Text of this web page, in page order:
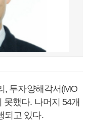
, 투자양해각서(MO
했다. 나머지 54개
되고 있다.